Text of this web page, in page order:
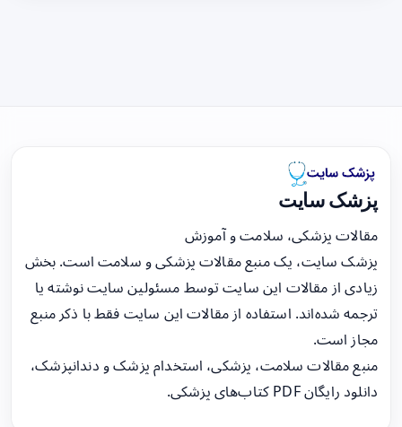
پزشک سایت
مقالات پزشکی، سلامت و آموزش
پزشک سایت، یک منبع مقالات پزشکی و سلامت است. بخش
زیادی از مقالات این سایت توسط مسئولین سایت نوشته یا
ترجمه شده‌اند. استفاده از مقالات این سایت فقط با ذکر منبع
مجاز است.
منبع مقالات سلامت، پزشکی، استخدام پزشک و دندانپزشک،
دانلود رایگان PDF کتاب‌های پزشکی.